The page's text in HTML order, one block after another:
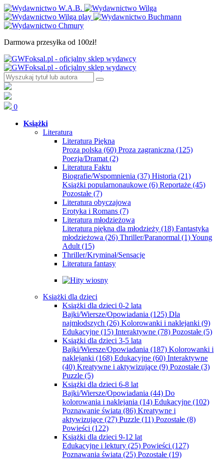
Darmowa przesyłka od 100zł!
0
Książki
Literatura
Literatura Piękna
Proza polska (60) Proza zagraniczna (125)
Poezja/Dramat (2)
Literatura Faktu
Biografie/Wspomnienia (37) Historia (21)
Książki popularnonaukowe (6) Reportaże (45)
Pozostałe (7)
Literatura obyczajowa
Erotyka i Romans (7)
Literatura młodzieżowa
Literatura piękna dla młodzieży (18) Fantastyka
młodzieżowa (26) Thriller/Paranormal (1)Young
Adult (15)
Thriller/Kryminał/Sensacje
Literatura fantasy
Książki dla dzieci
Książki dla dzieci 0-2 lata
Bajki/Wiersze/Opowiadania (125) Dla
najmłodszych (26) Kolorowanki i naklejanki (9)
Edukacyjne (15) Interaktywne (78) Pozostałe (5)
Książki dla dzieci 3-5 lata
Bajki/Wiersze/Opowiadania (187) Kolorowanki i
naklejanki (168) Edukacyjne (60) Interaktywne
(40) Kreatywne i aktywizujące (9) Pozostałe (3)
Puzzle (5)
Książki dla dzieci 6-8 lat
Bajki/Wiersze/Opowiadania (44) Do
kolorowania i naklejania (14) Edukacyjne (102)
Poznawanie świata (86) Kreatywne i
aktywizujące (27) Puzzle (11) Pozostałe (8)
Powieści (122)
Książki dla dzieci 9-12 lat
Edukacyjne i lektury (25) Powieści (127)
Poznawania świata (25) Pozostałe (19)